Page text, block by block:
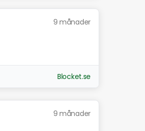
9 månader
Blocket.se
9 månader